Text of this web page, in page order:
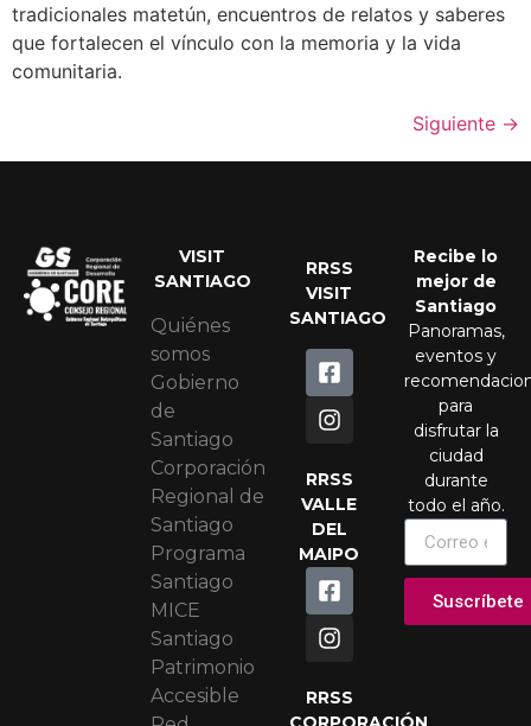
tradicionales matetún, encuentros de relatos y saberes
que fortalecen el vínculo con la memoria y la vida
comunitaria.
Siguiente →
VISIT
SANTIAGO
Quiénes
somos
Gobierno
de
Santiago
Corporación
Regional de
Santiago
Programa
Santiago
MICE
Santiago
Patrimonio
Accesible
RRSS
VISIT
SANTIAGO
RRSS
VALLE
DEL
MAIPO
RRSS
Recibe lo
mejor de
Santiago
Panoramas,
eventos y
para
disfrutar la
ciudad
durante
todo el año.
Suscríbete